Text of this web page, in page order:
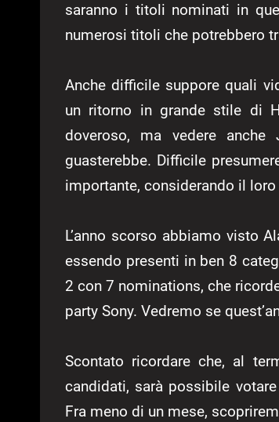
saranno i titoli nominati in
numerosi titoli che potrebbero
Anche difficile suppore quali
un ritorno in grande stile di
doveroso, ma vedere
guasterebbe. Difficile
importante, considerando il
L’anno scorso abbiamo visto
essendo presenti in ben 8
2 con 7 nominations, che
party Sony. Vedremo se
Scontato ricordare che, al
candidati, sarà possibile
Fra meno di un mese,